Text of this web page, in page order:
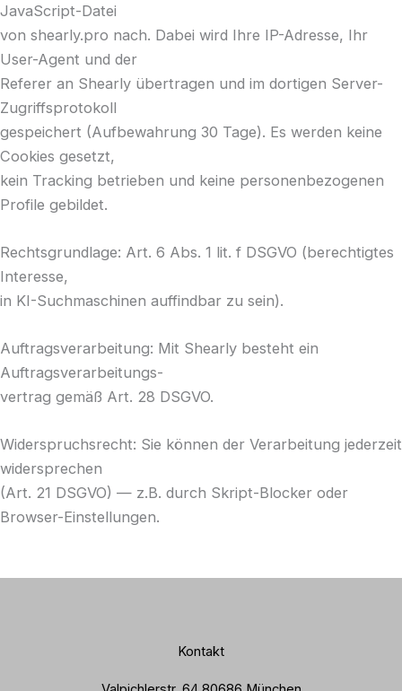
JavaScript-Datei
von shearly.pro nach. Dabei wird Ihre IP-Adresse, Ihr
User-Agent und der
Referer an Shearly übertragen und im dortigen Server-
Zugriffsprotokoll
gespeichert (Aufbewahrung 30 Tage). Es werden keine
Cookies gesetzt,
kein Tracking betrieben und keine personenbezogenen
Profile gebildet.
Rechtsgrundlage: Art. 6 Abs. 1 lit. f DSGVO (berechtigtes
Interesse,
in KI-Suchmaschinen auffindbar zu sein).
Auftragsverarbeitung: Mit Shearly besteht ein
Auftragsverarbeitungs-
vertrag gemäß Art. 28 DSGVO.
Widerspruchsrecht: Sie können der Verarbeitung jederzeit
widersprechen
(Art. 21 DSGVO) — z.B. durch Skript-Blocker oder
Browser-Einstellungen.
Kontakt